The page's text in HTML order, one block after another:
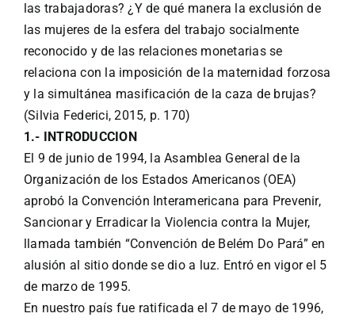
las trabajadoras? ¿Y de qué manera la exclusión de
las mujeres de la esfera del trabajo socialmente
reconocido y de las relaciones monetarias se
relaciona con la imposición de la maternidad forzosa
y la simultánea masificación de la caza de brujas?
(Silvia Federici, 2015, p. 170)
1.- INTRODUCCION
El 9 de junio de 1994, la Asamblea General de la
Organización de los Estados Americanos (OEA)
aprobó la Convención Interamericana para Prevenir,
Sancionar y Erradicar la Violencia contra la Mujer,
llamada también “Convención de Belém Do Pará” en
alusión al sitio donde se dio a luz. Entró en vigor el 5
de marzo de 1995.
En nuestro país fue ratificada el 7 de mayo de 1996,